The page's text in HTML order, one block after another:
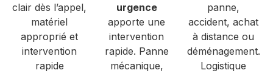
clair dès l’appel,
matériel
approprié et
intervention
rapide
urgence
apporte une
intervention
rapide. Panne
mécanique,
panne,
accident, achat
à distance ou
déménagement.
Logistique